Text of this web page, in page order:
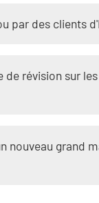
par des clients
de révision sur
nouveau grand